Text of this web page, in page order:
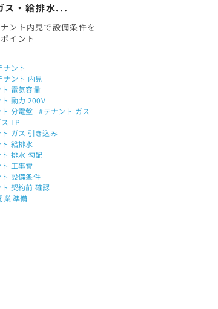
ス・給排水...
ント内見で設備条件を
イント
ナント
ナント 内見
電気容量
動力 200V
分電盤
#テナント ガス
LP
ガス 引き込み
給排水
排水 勾配
工事費
設備条件
契約前 確認
業 準備